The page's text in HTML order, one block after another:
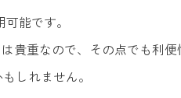
能です。
貴重なので、その点でも利便
しれません。